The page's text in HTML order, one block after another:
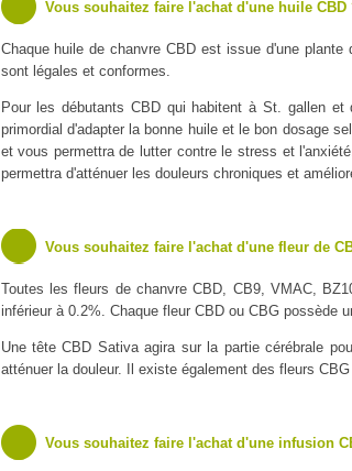
Vous souhaitez faire l'achat d'une huile CBD
Chaque huile de chanvre CBD est issue d'une
sont légales et conformes.
Pour les débutants CBD qui habitent à St. gallen
primordial d'adapter la bonne huile et le bon dosage
et vous permettra de lutter contre le stress et
permettra d'atténuer les douleurs chroniques et
Vous souhaitez faire l'achat d'une fleur de
Toutes les fleurs de chanvre CBD, CB9, VMAC,
inférieur à 0.2%. Chaque fleur CBD ou CBG possède
Une tête CBD Sativa agira sur la partie cérébrale
atténuer la douleur. Il existe également des fleurs
Vous souhaitez faire l'achat d'une infusion